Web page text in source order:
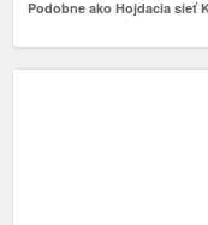
Podobne ako Hojdacia sieť